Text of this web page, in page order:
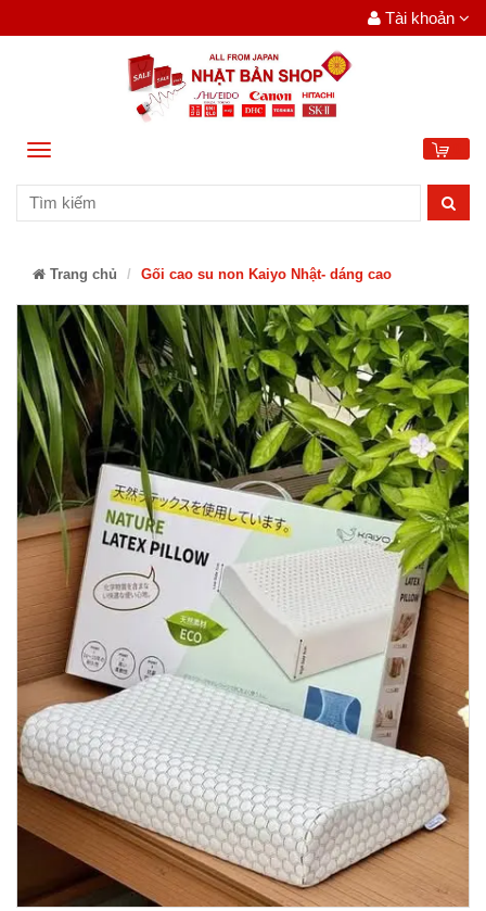
Tài khoản
Menu
Trang chủ Gối cao su non Kaiyo Nhật- dáng cao